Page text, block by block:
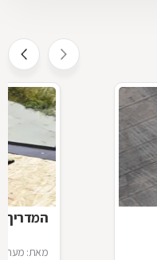
המדריך
מאת: